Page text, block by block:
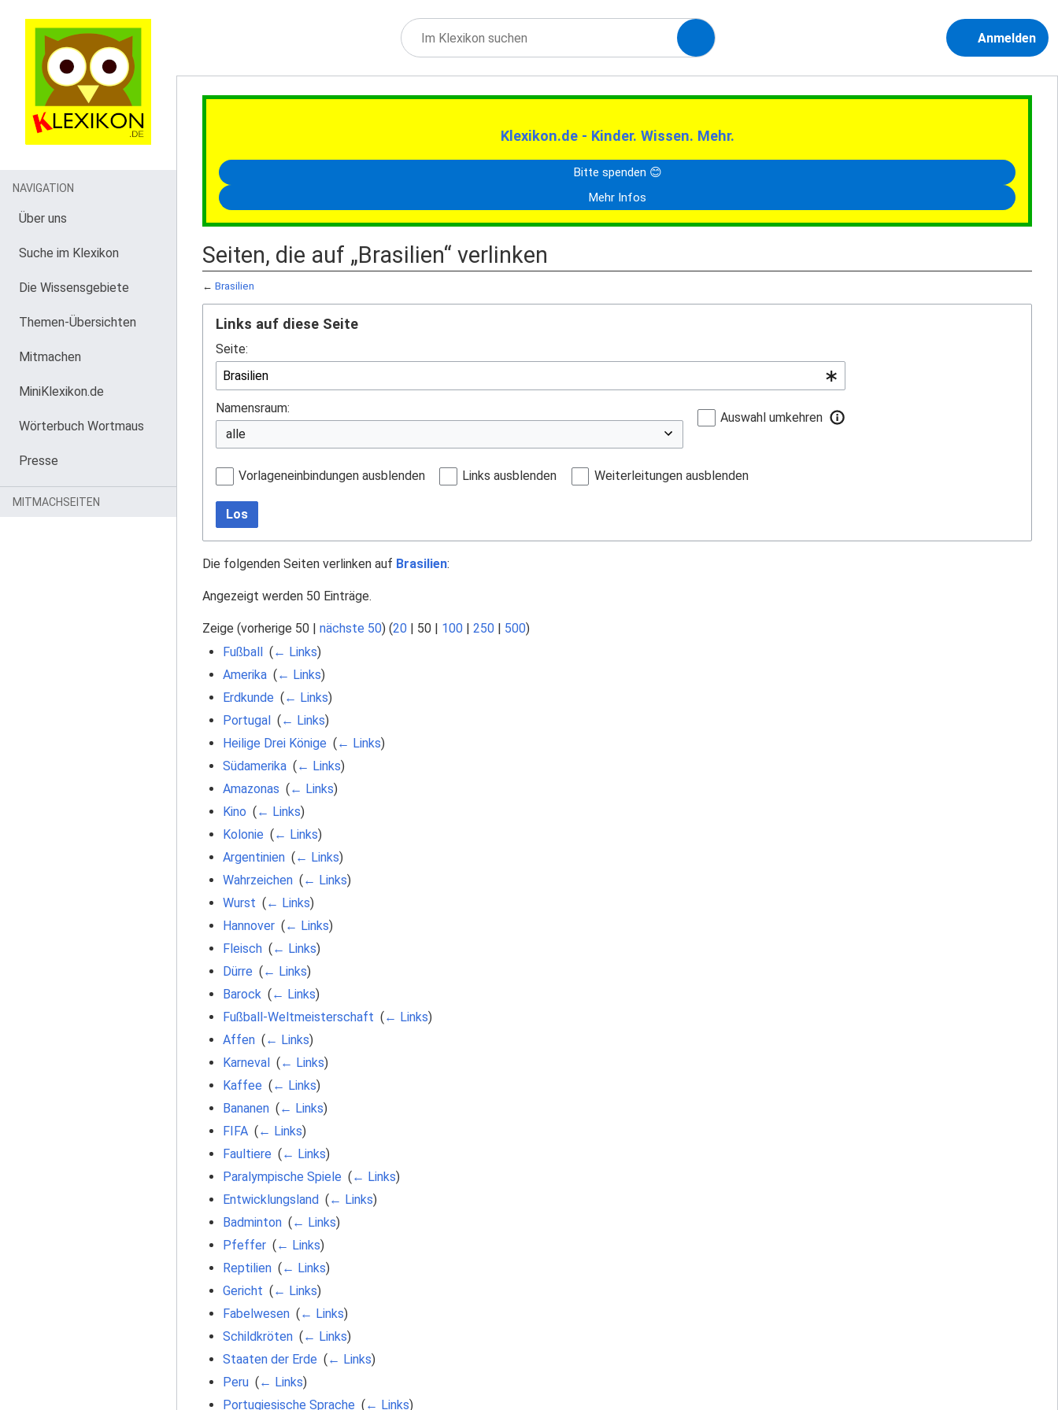
Anmelden
Klexikon.de - Kinder. Wissen. Mehr.
Bitte spenden 😊
Mehr Infos
Seiten, die auf „Brasilien“ verlinken
← Brasilien
Links auf diese Seite
Seite:
Namensraum:
Auswahl umkehren
Vorlageneinbindungen ausblenden Links ausblenden Weiterleitungen ausblenden
Los
Die folgenden Seiten verlinken auf Brasilien:
Angezeigt werden 50 Einträge.
Zeige (vorherige 50 | nächste 50) (20 | 50 | 100 | 250 | 500)
Fußball‎ (← Links)
Amerika‎ (← Links)
Erdkunde (← Links)
Portugal‎ (← Links)
Heilige Drei Könige (← Links)
Südamerika‎ (← Links)
Amazonas (← Links)
Kino (← Links)
Kolonie (← Links)
Argentinien‎ (← Links)
Wahrzeichen‎ (← Links)
Wurst (← Links)
Hannover‎ (← Links)
Fleisch‎ (← Links)
Dürre (← Links)
Barock (← Links)
Fußball-Weltmeisterschaft (← Links)
Affen‎ (← Links)
Karneval‎ (← Links)
Kaffee (← Links)
Bananen‎ (← Links)
FIFA‎ (← Links)
Faultiere (← Links)
Paralympische Spiele (← Links)
Entwicklungsland‎ (← Links)
Badminton‎ (← Links)
Pfeffer‎ (← Links)
Reptilien‎ (← Links)
Gericht (← Links)
Fabelwesen‎ (← Links)
Schildkröten‎ (← Links)
Staaten der Erde (← Links)
Peru‎ (← Links)
Portugiesische Sprache (← Links)
NAVIGATION
Über uns
Suche im Klexikon
Die Wissensgebiete
Themen-Übersichten
Mitmachen
MiniKlexikon.de
Wörterbuch Wortmaus
Presse
MITMACHSEITEN